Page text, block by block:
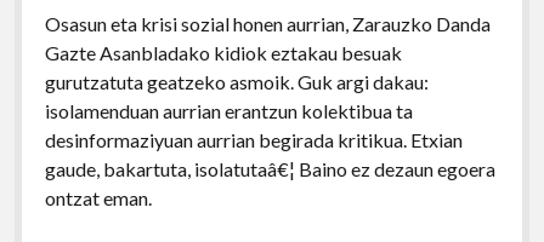
Osasun eta krisi sozial honen aurrian, Zarauzko Danda
Gazte Asanbladako kidiok eztakau besuak
gurutzatuta geatzeko asmoik. Guk argi dakau:
isolamenduan aurrian erantzun kolektibua ta
desinformaziyuan aurrian begirada kritikua. Etxian
gaude, bakartuta, isolatutaâ€¦ Baino ez dezaun egoera
ontzat eman.